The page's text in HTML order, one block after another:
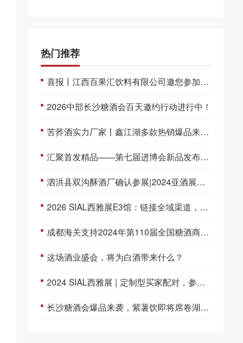
热门推荐
喜报丨江西百果汇饮料有限公司邀您参加仁创糖酒会湘赣鄂城市巡展
2026中部长沙糖酒会百天邀约行动进行中！
苦荞酒实力厂家丨鑫江湖多款热销爆品来袭～经销商不可错过！
汇聚首发精品——第七届进博会新品发布排期抢先看！
泗洪县双沟酥酒厂确认参展|2024亚酒展暨第十四届江苏酒博会
2026 SIAL西雅展E3馆：链接全域渠道，打响休闲食品突围“关键一战”
成都海关支持2024年第110届全国糖酒商品交易会便利措施简介
这场酒业盛会，将为白酒带来什么？
2024 SIAL西雅展 | 定制型买家配对，参展签单既快又准
长沙糖酒会爆品来袭，紫薯饮即将席卷湖南市场